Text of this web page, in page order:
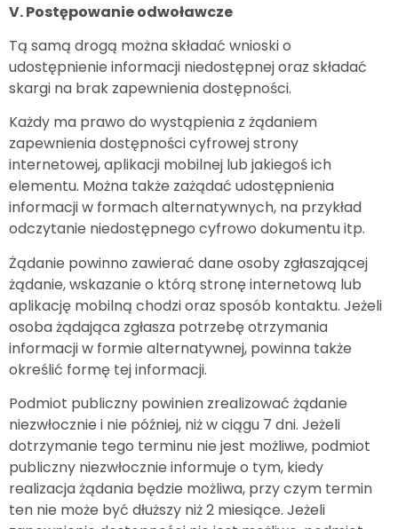
V. Postępowanie odwoławcze
Tą samą drogą można składać wnioski o
udostępnienie informacji niedostępnej oraz składać
skargi na brak zapewnienia dostępności.
Każdy ma prawo do wystąpienia z żądaniem
zapewnienia dostępności cyfrowej strony
internetowej, aplikacji mobilnej lub jakiegoś ich
elementu. Można także zażądać udostępnienia
informacji w formach alternatywnych, na przykład
odczytanie niedostępnego cyfrowo dokumentu itp.
Żądanie powinno zawierać dane osoby zgłaszającej
żądanie, wskazanie o którą stronę internetową lub
aplikację mobilną chodzi oraz sposób kontaktu. Jeżeli
osoba żądająca zgłasza potrzebę otrzymania
informacji w formie alternatywnej, powinna także
określić formę tej informacji.
Podmiot publiczny powinien zrealizować żądanie
niezwłocznie i nie później, niż w ciągu 7 dni. Jeżeli
dotrzymanie tego terminu nie jest możliwe, podmiot
publiczny niezwłocznie informuje o tym, kiedy
realizacja żądania będzie możliwa, przy czym termin
ten nie może być dłuższy niż 2 miesiące. Jeżeli